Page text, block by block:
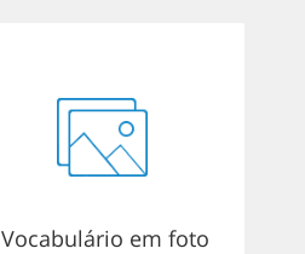
Vocabulário em foto